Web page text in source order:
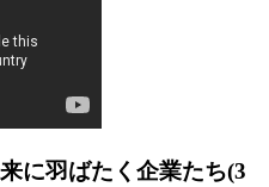
に羽ばたく企業たち(3